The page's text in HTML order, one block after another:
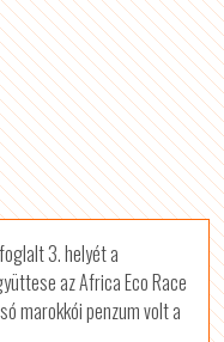
3. helyét a
az Africa Eco Race
marokkói penzum volt a